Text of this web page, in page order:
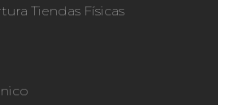
Tiendas Físicas